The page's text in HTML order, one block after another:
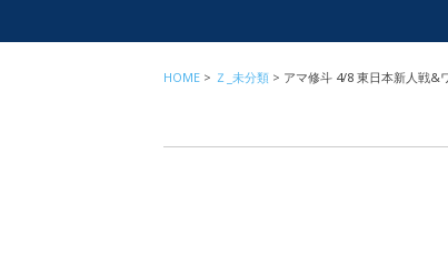
HOME Ｚ_未分類 アマ修斗 4/8 東日本新人戦&